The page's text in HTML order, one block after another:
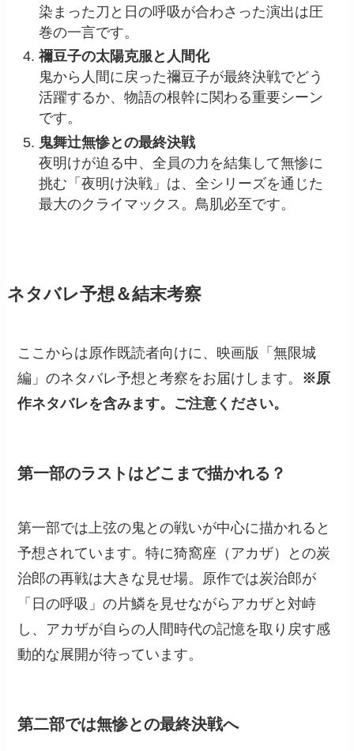
染まった刀と日の呼吸が合わさった演出は圧
巻の一言です。
禰豆子の太陽克服と人間化
鬼から人間に戻った禰豆子が最終決戦でどう
活躍するか、物語の根幹に関わる重要シーン
です。
鬼舞辻無惨との最終決戦
夜明けが迫る中、全員の力を結集して無惨に
挑む「夜明け決戦」は、全シリーズを通じた
最大のクライマックス。鳥肌必至です。
ネタバレ予想＆結末考察
ここからは原作既読者向けに、映画版「無限城
編」のネタバレ予想と考察をお届けします。 ※原
作ネタバレを含みます。ご注意ください。
第一部のラストはどこまで描かれる？
第一部では上弦の鬼との戦いが中心に描かれると
予想されています。特に猗窩座（アカザ）との炭
治郎の再戦は大きな見せ場。原作では炭治郎が
「日の呼吸」の片鱗を見せながらアカザと対峙
し、アカザが自らの人間時代の記憶を取り戻す感
動的な展開が待っています。
第二部では無惨との最終決戦へ